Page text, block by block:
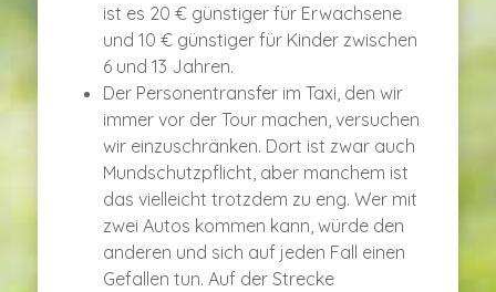
ist es 20 € günstiger für Erwachsene
und 10 € günstiger für Kinder zwischen
6 und 13 Jahren.
Der Personentransfer im Taxi, den wir
immer vor der Tour machen, versuchen
wir einzuschränken. Dort ist zwar auch
Mundschutzpflicht, aber manchem ist
das vielleicht trotzdem zu eng. Wer mit
zwei Autos kommen kann, würde den
anderen und sich auf jeden Fall einen
Gefallen tun. Auf der Strecke